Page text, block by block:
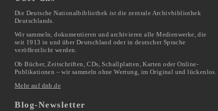
Die Deutsche Nationalbibliothek ist die zentrale Archivbibliothek
Deutschlands.
Wir sammeln, dokumentieren und archivieren alle Medienwerke, die
seit 1913 in und über Deutschland oder in deutscher Sprache
veröffentlicht werden.
Ob Bücher, Zeitschriften, CDs, Schallplatten, Karten oder Online-
Publikationen – wir sammeln ohne Wertung, im Original und lückenlos.
Mehr auf dnb.de
Blog-Newsletter